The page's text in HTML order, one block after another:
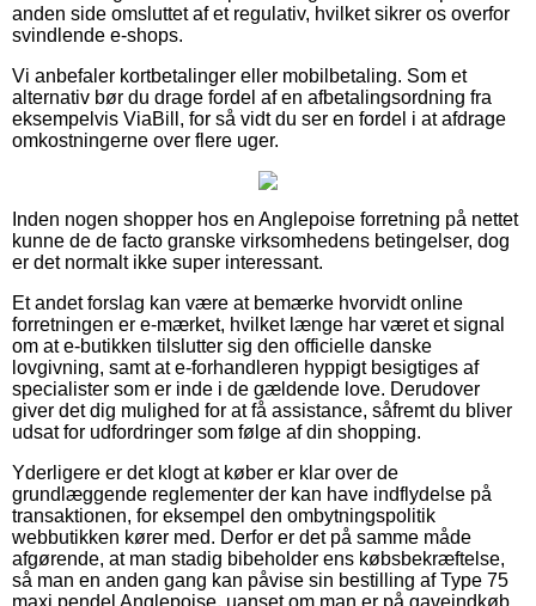
anden side omsluttet af et regulativ, hvilket sikrer os overfor
svindlende e-shops.
Vi anbefaler kortbetalinger eller mobilbetaling. Som et
alternativ bør du drage fordel af en afbetalingsordning fra
eksempelvis ViaBill, for så vidt du ser en fordel i at afdrage
omkostningerne over flere uger.
Inden nogen shopper hos en Anglepoise forretning på nettet
kunne de de facto granske virksomhedens betingelser, dog
er det normalt ikke super interessant.
Et andet forslag kan være at bemærke hvorvidt online
forretningen er e-mærket, hvilket længe har været et signal
om at e-butikken tilslutter sig den officielle danske
lovgivning, samt at e-forhandleren hyppigt besigtiges af
specialister som er inde i de gældende love. Derudover
giver det dig mulighed for at få assistance, såfremt du bliver
udsat for udfordringer som følge af din shopping.
Yderligere er det klogt at køber er klar over de
grundlæggende reglementer der kan have indflydelse på
transaktionen, for eksempel den ombytningspolitik
webbutikken kører med. Derfor er det på samme måde
afgørende, at man stadig bibeholder ens købsbekræftelse,
så man en anden gang kan påvise sin bestilling af Type 75
maxi pendel Anglepoise, uanset om man er på gaveindkøb